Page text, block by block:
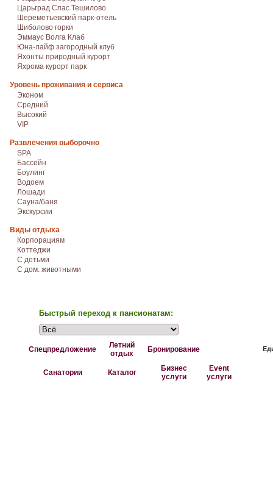
Царьград Спас Тешилово
Шереметьевский парк-отель
Шиболово горки
Эммаус Волга Клаб
Юна-лайф загородный клуб
Яхонты природный курорт
Яхрома курорт парк
Уровень проживания и сервиса
Эконом
Средний
Высокий
VIP
Развлечения выборочно
SPA
Бассейн
Боулинг
Водоем
Лошади
Сауна/баня
Экскурсии
Виды отдыха
Корпорациям
Коттеджи
С детьми
С дом. животными
Быстрый переход к пансионатам:
Спецпредложение
Летний
отдых
Бронирование
Санатории Каталог
Бизнес
услуги
Event
услуги